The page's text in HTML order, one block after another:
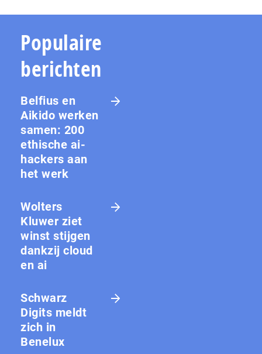
Populaire
berichten
Belfius en
Aikido werken
samen: 200
ethische ai-
hackers aan
het werk
Wolters
Kluwer ziet
winst stijgen
dankzij cloud
en ai
Schwarz
Digits meldt
zich in
Benelux